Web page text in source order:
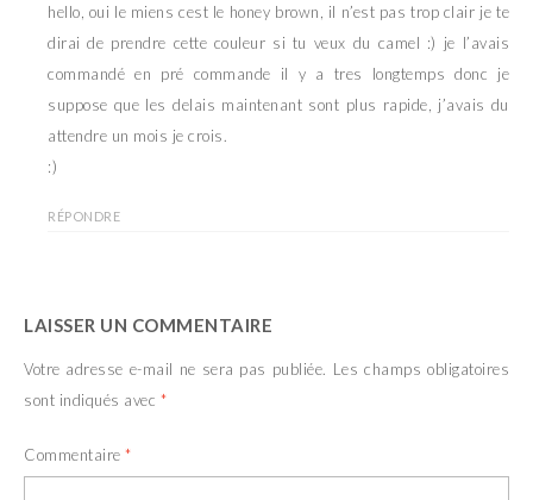
hello, oui le miens cest le honey brown, il n’est pas trop clair je te
dirai de prendre cette couleur si tu veux du camel :) je l’avais
commandé en pré commande il y a tres longtemps donc je
suppose que les delais maintenant sont plus rapide, j’avais du
attendre un mois je crois.
:)
RÉPONDRE
LAISSER UN COMMENTAIRE
Votre adresse e-mail ne sera pas publiée. Les champs obligatoires
sont indiqués avec *
Commentaire *